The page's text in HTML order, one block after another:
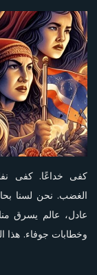
من
يحتفل
بيوم
المرأة:
كفاكم
نفاقًا،
نحن
غاضبات
كفى خداعًا. كفى
الغضب. نحن لسنا
عادل، عالم يسرق
وخطابات جوفاء. هذا